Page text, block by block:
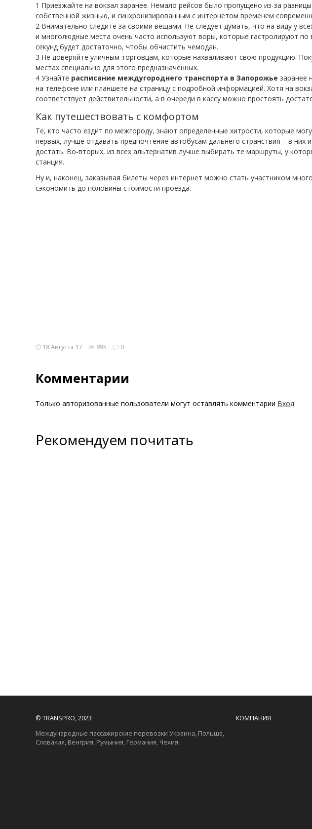
Приезжайте на вокзал заранее. Немало рейсов было пропущено из-за
собственной жизнью, и синхронизированным с интернетом временем
Внимательно следите за своими вещами. Не следует думать, что на виду у
и многолюдные места очень часто используют воры, которые гастролируют по
секунд будет достаточно, чтобы обчистить чемодан.
Не доверяйте уличным торговцам, которые нахваливают свою продукцию.
местах специально для этого предназначенных.
Узнайте расписание междугороднего транспорта в Запорожье заранее
на телефоне или планшете на страницу с подробной информацией. Хотя на
соответствует действительности, а в очереди в кассу можно простоять
Как путешествовать с комфортом
Те, кто часто ездит по межгороду, знают определенные хитрости, которые
первых, лучше отдавать предпочтение автобусам дальнего странствия – в них
достать. Во-вторых, из всех альтернатив лучше выбирать те маршруты, у
станция.
Ну и, наконец, заказывая билеты через интернет можно стать участником
сэкономить до половины стоимости проезда.
18 Августа 17 895 0
Комментарии
Только авторизованные пользователи могут оставлять комментарии Вход
Рекомендуем почитать
© TRANSPRO, 2023
Международные пассажирские перевозки Украина, Польша,
Словакия, Венгрия, Румыния, Германия, Чехия
КОМПАНИЯ